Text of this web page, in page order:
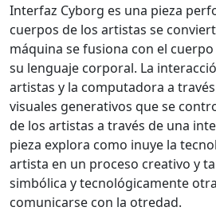
Interfaz Cyborg es una pieza
cuerpos de los artistas se
máquina se fusiona con el
su lenguaje corporal. La
artistas y la computadora a
visuales generativos que se
de los artistas a través de una
pieza explora como inuye la
artista en un proceso creativo y
simbólica y tecnológicamente
comunicarse con la otredad.